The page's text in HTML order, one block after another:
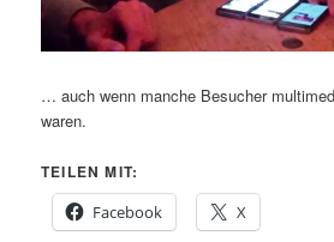
… auch wenn manche Besucher
waren.
TEILEN MIT:
Facebook
X